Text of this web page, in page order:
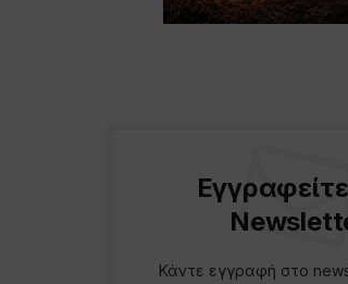
Κάντε εγγραφή στο